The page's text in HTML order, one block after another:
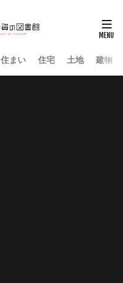
住まい 住宅 土地 建物